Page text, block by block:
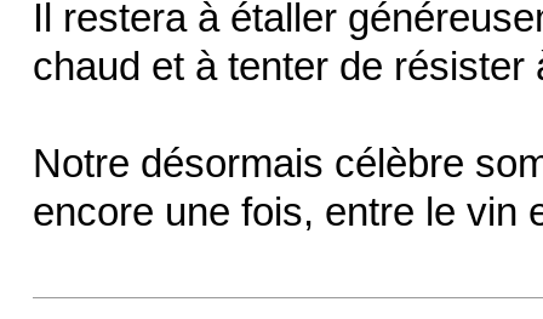
Il restera à étaller
chaud et à tenter de
Notre désormais célèbre
encore une fois, entre le vin